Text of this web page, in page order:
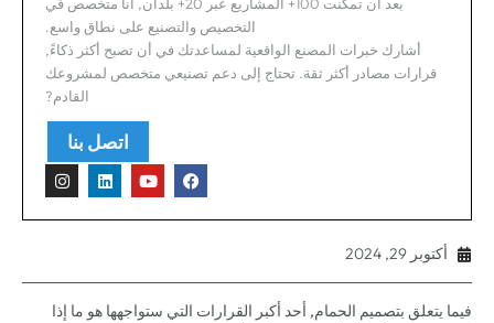
التخصيص والتصنيع على نطاق واسع.
أشارك خبرات المصنع الواقعية لمساعدتك في أن تصبح أكثر ذكاءً,
قرارات مصادر أكثر ثقة. تحتاج إلى دعم تصنيعي متخصص لمشروعك
القادم?
اتصل بنا
أكتوبر 29, 2024
فيما يتعلق بتصميم الحمام, أحد أكبر القرارات التي ستواجهها هو ما إذا